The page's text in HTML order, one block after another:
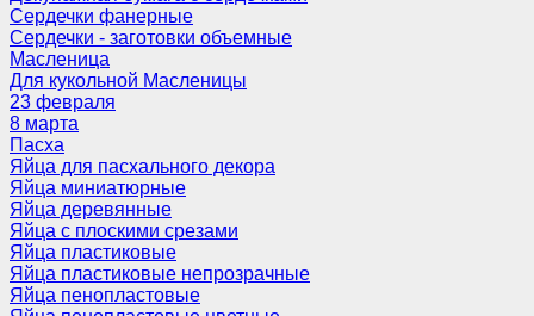
Сердечки фанерные
Сердечки - заготовки объемные
Масленица
Для кукольной Масленицы
23 февраля
8 марта
Пасха
Яйца для пасхального декора
Яйца миниатюрные
Яйца деревянные
Яйца с плоскими срезами
Яйца пластиковые
Яйца пластиковые непрозрачные
Яйца пенопластовые